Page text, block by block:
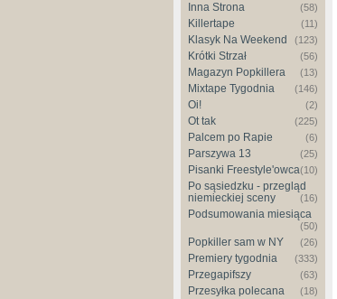
Inna Strona (58)
Killertape (11)
Klasyk Na Weekend (123)
Krótki Strzał (56)
Magazyn Popkillera (13)
Mixtape Tygodnia (146)
Oi! (2)
Ot tak (225)
Palcem po Rapie (6)
Parszywa 13 (25)
Pisanki Freestyle'owca(10)
Po sąsiedzku - przegląd
niemieckiej sceny
(16)
Podsumowania miesiąca
(50)
Popkiller sam w NY (26)
Premiery tygodnia (333)
Przegapifszy (63)
Przesyłka polecana (18)